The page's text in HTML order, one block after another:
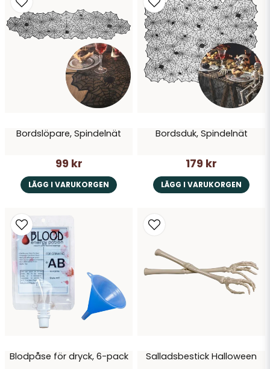
Bordslöpare, Spindelnät
99 kr
LÄGG I VARUKORGEN
Bordsduk, Spindelnät
179 kr
LÄGG I VARUKORGEN
Blodpåse för dryck, 6-pack Salladsbestick Halloween